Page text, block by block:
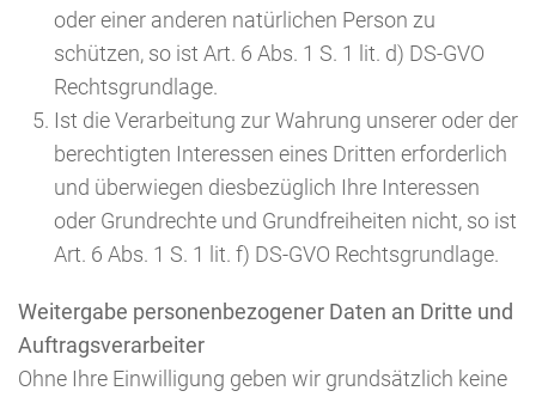
oder einer anderen natürlichen Person zu
schützen, so ist Art. 6 Abs. 1 S. 1 lit. d) DS-GVO
Rechtsgrundlage.
Ist die Verarbeitung zur Wahrung unserer oder der
berechtigten Interessen eines Dritten erforderlich
und überwiegen diesbezüglich Ihre Interessen
oder Grundrechte und Grundfreiheiten nicht, so ist
Art. 6 Abs. 1 S. 1 lit. f) DS-GVO Rechtsgrundlage.
Weitergabe personenbezogener Daten an Dritte und
Auftragsverarbeiter
Ohne Ihre Einwilligung geben wir grundsätzlich keine